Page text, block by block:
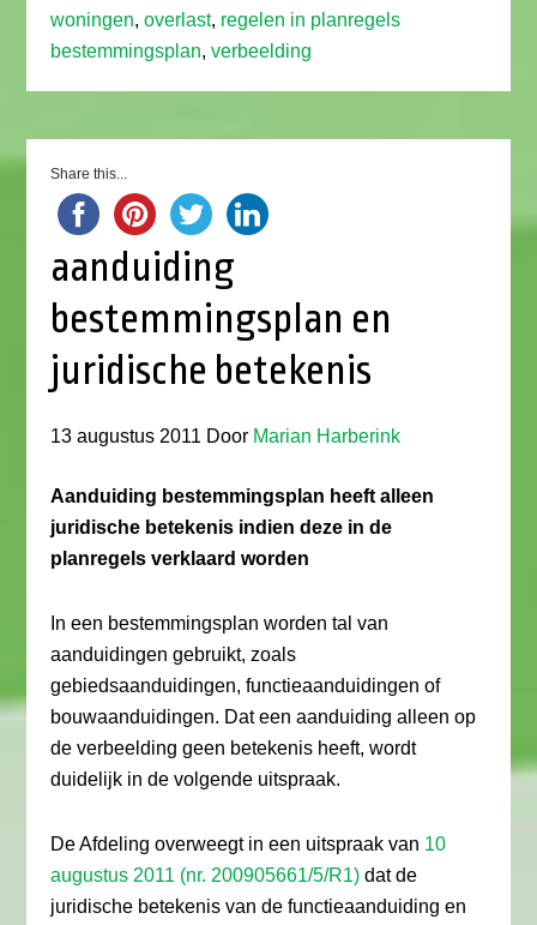
woningen,overlast, regelen in planregels
bestemmingsplan,verbeelding
Share this...
aanduiding
bestemmingsplan en
juridische betekenis
13 augustus 2011 Door Marian Harberink
Aanduiding bestemmingsplan heeft alleen
juridische betekenis indien deze in de
planregels verklaard worden
In een bestemmingsplan worden tal van
aanduidingen gebruikt, zoals
gebiedsaanduidingen, functieaanduidingen of
bouwaanduidingen. Dat een aanduiding alleen op
de verbeelding geen betekenis heeft, wordt
duidelijk in de volgende uitspraak.
De Afdeling overweegt in een uitspraak van 10
augustus 2011 (nr. 200905661/5/R1) dat de
juridische betekenis van de functieaanduiding en